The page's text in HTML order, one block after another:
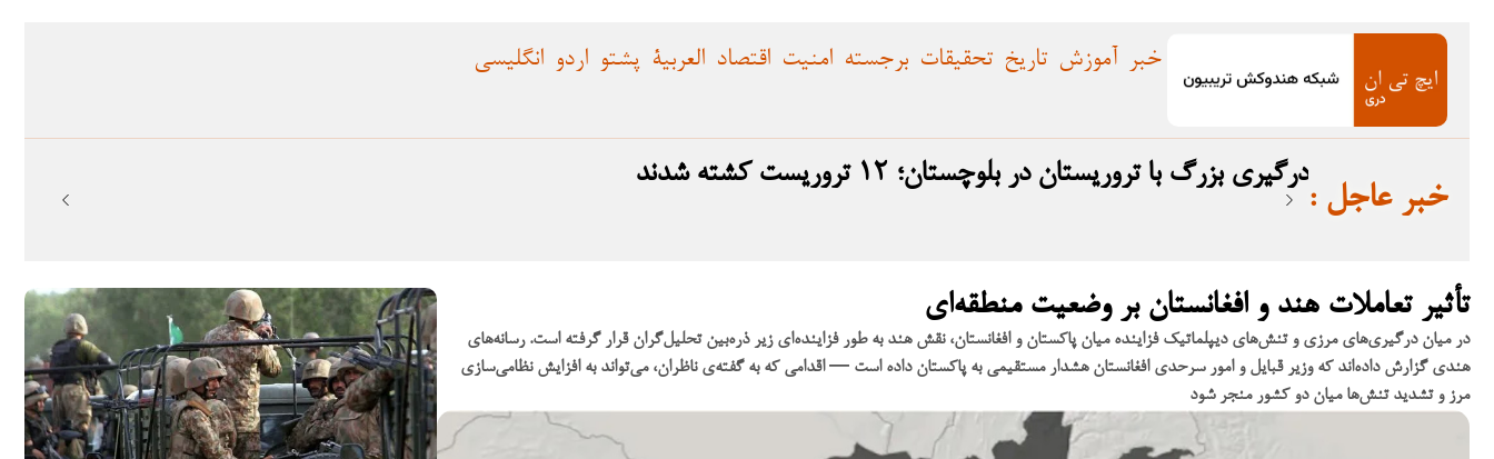
اقتصاد امنیت برجسته تحقیقات تاریخ آموزش خبر انگلیسی اردو پشتو العربية
درگیری بزرگ با تروریستان در بلوچستان؛ ۱۲ تروریست کشته شدند
: خبر عاجل
تأثیر تعاملات هند و افغانستان بر وضعیت منطقه‌ای
در میان درگیری‌های مرزی و تنش‌های دیپلماتیک فزاینده میان پاکستان و افغانستان، نقش هند به طور فزاینده‌ای زیر ذره‌بین تحلیل‌گران قرار گرفته است. رسانه‌های
هندی گزارش داده‌اند که وزیر قبایل و امور سرحدی افغانستان هشدار مستقیمی به پاکستان داده است — اقدامی که به گفته‌ی ناظران، می‌تواند به افزایش نظامی‌سازی
مرز و تشدید تنش‌ها میان دو کشور منجر شود